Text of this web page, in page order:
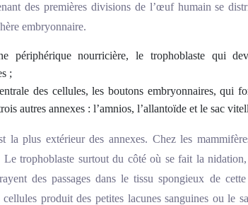
des premières divisions de l’œuf humain se
embryonnaire.
périphérique nourricière, le trophoblaste qui
;
des cellules, les boutons embryonnaires, qui
autres annexes : l’amnios, l’allantoïde et le sac
la plus extérieur des annexes. Chez les
Le trophoblaste surtout du côté où se fait la
des passages dans le tissu spongieux de
cellules produit des petites lacunes sanguines ou le